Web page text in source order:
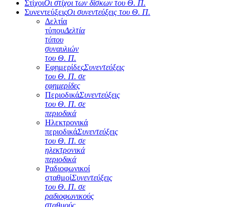
ΣτίχοιΟι στίχοι των δίσκων του Θ. Π.
ΣυνεντεύξειςΟι συνεντεύξεις του Θ. Π.
Δελτία
τύπουΔελτία
τύπου
συναυλιών
του Θ. Π.
ΕφημερίδεςΣυνεντεύξεις
του Θ. Π. σε
εφημερίδες
ΠεριοδικάΣυνεντεύξεις
του Θ. Π. σε
περιοδικά
Ηλεκτρονικά
περιοδικάΣυνεντεύξεις
του Θ. Π. σε
ηλεκτρονικά
περιοδικά
Ραδιοφωνικοί
σταθμοίΣυνεντεύξεις
του Θ. Π. σε
ραδιοφωνικούς